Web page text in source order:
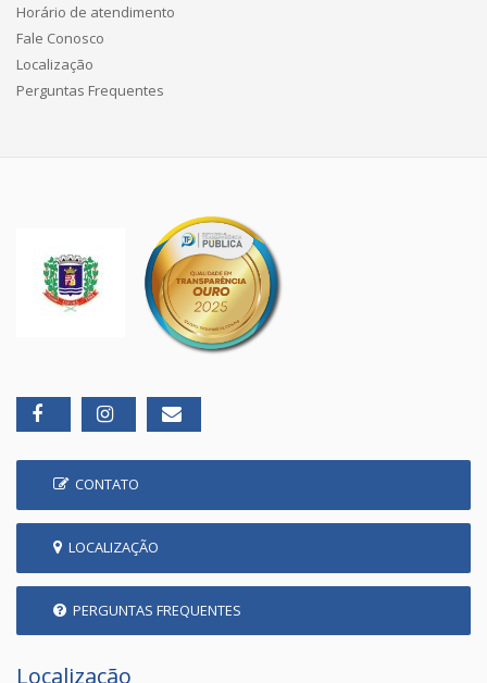
Horário de atendimento
Fale Conosco
Localização
Perguntas Frequentes
CONTATO
LOCALIZAÇÃO
PERGUNTAS FREQUENTES
Localização